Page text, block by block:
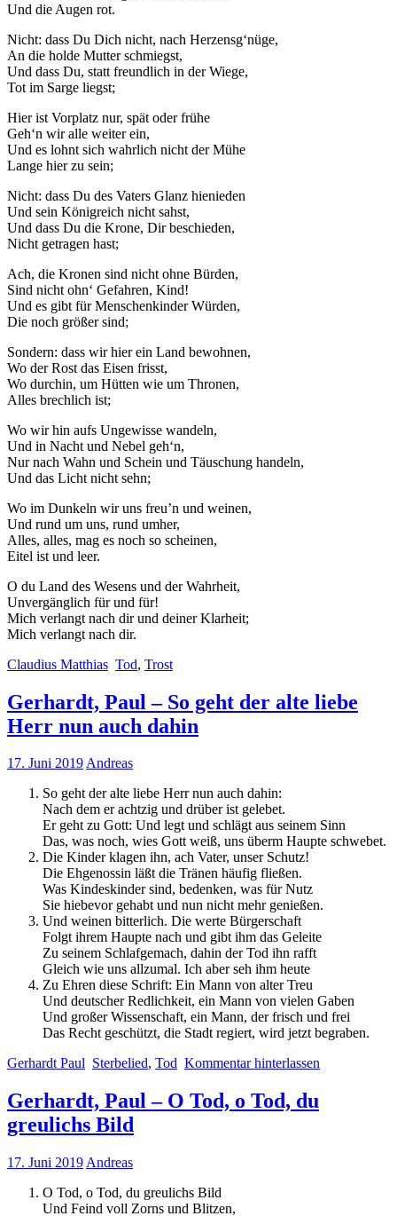
Und die Augen rot.
Nicht: dass Du Dich nicht, nach Herzensg‘nüge,
An die holde Mutter schmiegst,
Und dass Du, statt freundlich in der Wiege,
Tot im Sarge liegst;
Hier ist Vorplatz nur, spät oder frühe
Geh‘n wir alle weiter ein,
Und es lohnt sich wahrlich nicht der Mühe
Lange hier zu sein;
Nicht: dass Du des Vaters Glanz hienieden
Und sein Königreich nicht sahst,
Und dass Du die Krone, Dir beschieden,
Nicht getragen hast;
Ach, die Kronen sind nicht ohne Bürden,
Sind nicht ohn‘ Gefahren, Kind!
Und es gibt für Menschenkinder Würden,
Die noch größer sind;
Sondern: dass wir hier ein Land bewohnen,
Wo der Rost das Eisen frisst,
Wo durchin, um Hütten wie um Thronen,
Alles brechlich ist;
Wo wir hin aufs Ungewisse wandeln,
Und in Nacht und Nebel geh‘n,
Nur nach Wahn und Schein und Täuschung handeln,
Und das Licht nicht sehn;
Wo im Dunkeln wir uns freu’n und weinen,
Und rund um uns, rund umher,
Alles, alles, mag es noch so scheinen,
Eitel ist und leer.
O du Land des Wesens und der Wahrheit,
Unvergänglich für und für!
Mich verlangt nach dir und deiner Klarheit;
Mich verlangt nach dir.
Claudius Matthias Tod, Trost
Gerhardt, Paul – So geht der alte liebe
Herr nun auch dahin
17. Juni 2019Andreas
So geht der alte liebe Herr nun auch dahin:
Nach dem er achtzig und drüber ist gelebet.
Er geht zu Gott: Und legt und schlägt aus seinem Sinn
Das, was noch, wies Gott weiß, uns überm Haupte schwebet.
Die Kinder klagen ihn, ach Vater, unser Schutz!
Die Ehgenossin läßt die Tränen häufig fließen.
Was Kindeskinder sind, bedenken, was für Nutz
Sie hiebevor gehabt und nun nicht mehr genießen.
Und weinen bitterlich. Die werte Bürgerschaft
Folgt ihrem Haupte nach und gibt ihm das Geleite
Zu seinem Schlafgemach, dahin der Tod ihn rafft
Gleich wie uns allzumal. Ich aber seh ihm heute
Zu Ehren diese Schrift: Ein Mann von alter Treu
Und deutscher Redlichkeit, ein Mann von vielen Gaben
Und großer Wissenschaft, ein Mann, der frisch und frei
Das Recht geschützt, die Stadt regiert, wird jetzt begraben.
Gerhardt Paul Sterbelied, Tod Kommentar hinterlassen
Gerhardt, Paul – O Tod, o Tod, du
greulichs Bild
17. Juni 2019 Andreas
O Tod, o Tod, du greulichs Bild
Und Feind voll Zorns und Blitzen,